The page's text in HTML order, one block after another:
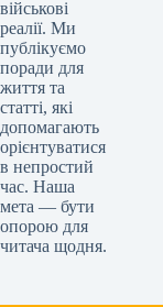
військові
реалії. Ми
публікуємо
поради для
життя та
статті, які
допомагають
орієнтуватися
в непростий
час. Наша
мета — бути
опорою для
читача щодня.